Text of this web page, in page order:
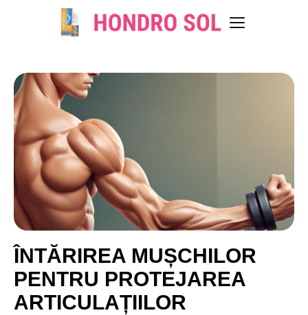
ÎNTĂRIREA MUȘCHILOR
PENTRU PROTEJAREA
ARTICULAȚIILOR